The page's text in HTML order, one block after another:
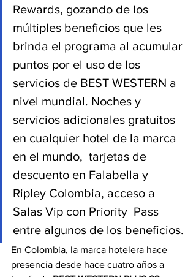
Rewards, gozando de los
múltiples beneficios que les
brinda el programa al acumular
puntos por el uso de los
servicios de BEST WESTERN a
nivel mundial. Noches y
servicios adicionales gratuitos
en cualquier hotel de la marca
en el mundo,  tarjetas de
descuento en Falabella y
Ripley Colombia, acceso a
Salas Vip con Priority  Pass
entre algunos de los beneficios.
En Colombia, la marca hotelera hace
presencia desde hace cuatro años a